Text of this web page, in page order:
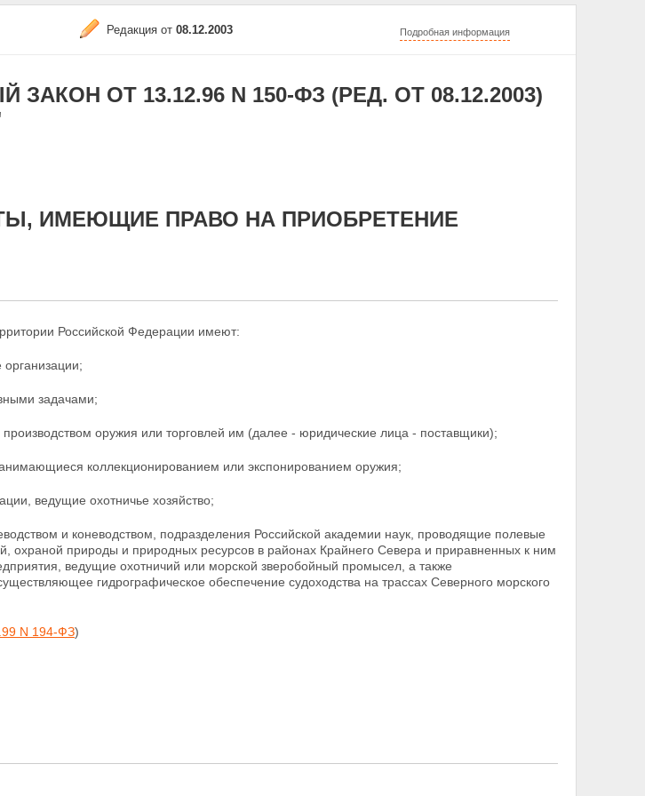
Редакция от 08.12.2003 Подробная информация
ОТ 13.12.96 N 150-ФЗ (РЕД. ОТ 08.12.2003)
ИМЕЮЩИЕ ПРАВО НА ПРИОБРЕТЕНИЕ
Российской Федерации имеют:
задачами;
оружия или торговлей им (далее - юридические лица - поставщики);
коллекционированием или экспонированием оружия;
ведущие охотничье хозяйство;
и коневодством, подразделения Российской академии наук, проводящие полевые
охраной природы и природных ресурсов в районах Крайнего Севера и приравненных к ним
ведущие охотничий или морской зверобойный промысел, а также
гидрографическое обеспечение судоходства на трассах Северного морского
N 194-ФЗ)